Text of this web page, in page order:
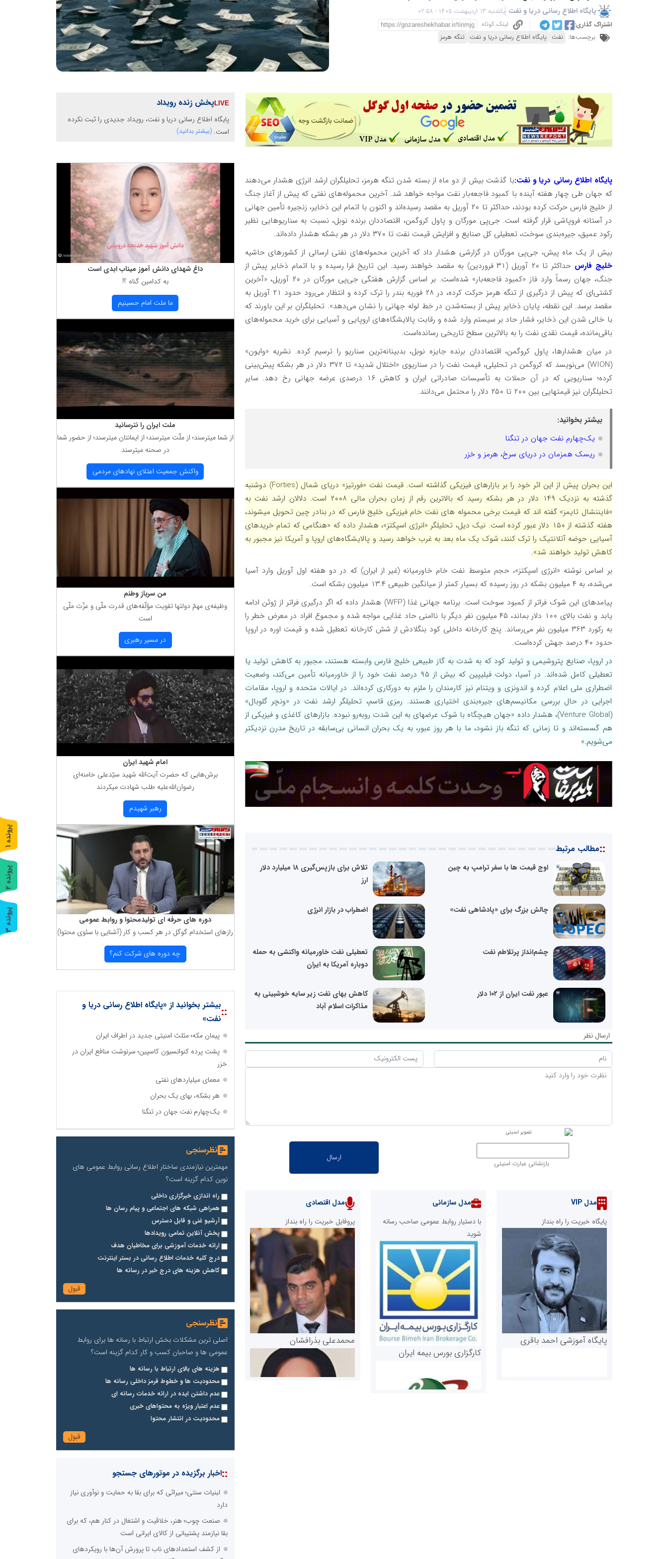
پایگاه اطلاع رسانی دریا و نفت یکشنبه 13 اردیبهشت 1405 - 02:58
اشتراک گذاری:
لینک کوتاه
برچسب‌ها: نفت پایگاه اطلاع رسانی دریا و نفت تنگه هرمز
پایگاه اطلاع رسانی دریا و نفت:با گذشت بیش از دو ماه از بسته شدن تنگه هرمز، تحلیلگران ارشد انرژی هشدار می‌دهند
که جهان طی چهار هفته آینده با کمبود فاجعه‌بار نفت مواجه خواهد شد. آخرین محموله‌های نفتی که پیش از آغاز جنگ
از خلیج فارس حرکت کرده بودند، حداکثر تا ۲۰ آوریل به مقصد رسیده‌اند و اکنون با اتمام این ذخایر، زنجیره تأمین جهانی
در آستانه فروپاشی قرار گرفته است. جی‌پی مورگان و پاول کروگمن، اقتصاددان برنده نوبل، نسبت به سناریوهایی نظیر
رکود عمیق، جیره‌بندی سوخت، تعطیلی کل صنایع و افزایش قیمت نفت تا ۳۷۰ دلار در هر بشکه هشدار داده‌اند.
بیش از یک ماه پیش، جی‌پی مورگان در گزارشی هشدار داد که آخرین محموله‌های نفتی ارسالی از کشورهای حاشیه
خلیج فارس
حداکثر تا ۲۰ آوریل (۳۱ فروردین) به مقصد خواهند رسید. این تاریخ فرا رسیده و با اتمام ذخایر پیش از
جنگ، جهان رسماً وارد فاز «کمبود فاجعه‌بار» شده‌است. بر اساس گزارش هفتگی جی‌پی مورگان در ۲۰ آوریل، «آخرین
کشتی‌ای که پیش از درگیری از تنگه هرمز حرکت کرده، در ۲۸ فوریه بندر را ترک کرده و انتظار می‌رود حدود ۲۱ آوریل به
مقصد برسد. این نقطه، پایان ذخایر پیش از بسته‌شدن در خط لوله جهانی را نشان می‌دهد». تحلیلگران بر این باورند که
با خالی شدن این ذخایر، فشار حاد بر سیستم وارد شده و رقابت پالایشگاه‌های اروپایی و آسیایی برای خرید محموله‌های
باقی‌مانده، قیمت نقدی نفت را به بالاترین سطح تاریخی رسانده‌است.
در میان هشدارها، پاول کروگمن، اقتصاددان برنده جایزه نوبل، بدبینانه‌ترین سناریو را ترسیم کرده. نشریه «وایون»
(WION) می‌نویسد که کروگمن در تحلیلی، قیمت نفت را در سناریوی «اختلال شدید» تا ۳۷۲ دلار در هر بشکه پیش‌بینی
کرده؛ سناریویی که در آن حملات به تأسیسات صادراتی ایران و کاهش ۱۶ درصدی عرضه جهانی رخ دهد. سایر
تحلیلگران نیز قیمتهایی بین ۲۰۰ تا ۲۵۰ دلار را محتمل می‌دانند.
بیشتر بخوانید:
یک‌چهارم نفت جهان در تنگنا
ریسک همزمان در دریای سرخ، هرمز و خزر
این بحران پیش از این اثر خود را بر بازارهای فیزیکی گذاشته است. قیمت نفت «فورتیز» دریای شمال (Forties) دوشنبه
گذشته به نزدیک ۱۴۹ دلار در هر بشکه رسید که بالاترین رقم از زمان بحران مالی ۲۰۰۸ است. دلالان ارشد نفت به
«فایننشال تایمز» گفته اند که قیمت برخی محموله های نفت خام فیزیکی خلیج فارس که در بنادر چین تحویل میشوند،
هفته گذشته از ۱۵۰ دلار عبور کرده است. نیک دیل، تحلیلگر «انرژی اسپکتز»، هشدار داده که «هنگامی که تمام خریدهای
آسیایی حوضه آتلانتیک را ترک کنند، شوک یک ماه بعد به غرب خواهد رسید و پالایشگاه‌های اروپا و آمریکا نیز مجبور به
کاهش تولید خواهند شد».
بر اساس نوشته «انرژی اسپکتز»، حجم متوسط نفت خام خاورمیانه (غیر از ایران) که در دو هفته اول آوریل وارد آسیا
می‌شده، به ۴ میلیون بشکه در روز رسیده که بسیار کمتر از میانگین طبیعی ۱۳.۴ میلیون بشکه است.
پیامدهای این شوک فراتر از کمبود سوخت است. برنامه جهانی غذا (WFP) هشدار داده که اگر درگیری فراتر از ژوئن ادامه
یابد و نفت بالای ۱۰۰ دلار بماند، ۴۵ میلیون نفر دیگر با ناامنی حاد غذایی مواجه شده و مجموع افراد در معرض خطر را
به رکورد ۳۶۳ میلیون نفر می‌رساند. پنج کارخانه داخلی کود بنگلادش از شش کارخانه تعطیل شده و قیمت اوره در اروپا
حدود ۴۰ درصد جهش کرده‌است.
در اروپا، صنایع پتروشیمی و تولید کود که به شدت به گاز طبیعی خلیج فارس وابسته هستند، مجبور به کاهش تولید یا
تعطیلی کامل شده‌اند. در آسیا، دولت فیلیپین که بیش از ۹۵ درصد نفت خود را از خاورمیانه تأمین می‌کند، وضعیت
اضطراری ملی اعلام کرده و اندونزی و ویتنام نیز کارمندان را ملزم به دورکاری کرده‌اند. در ایالات متحده و اروپا، مقامات
اجرایی در حال بررسی مکانیسم‌های جیره‌بندی اختیاری هستند. رمزی قاسم، تحلیلگر ارشد نفت در «ونچر گلوبال»
(Venture Global)، هشدار داده «جهان هیچگاه با شوک عرضهای به این شدت روبه‌رو نبوده. بازارهای کاغذی و فیزیکی از
هم گسسته‌اند و تا زمانی که تنگه باز نشود، ما با هر روز عبور، به یک بحران انسانی بی‌سابقه در تاریخ مدرن نزدیکتر
می‌شویم.»
::مطالب مرتبط
اوج قیمت ها با سفر ترامپ به چین
تلاش برای بازپس‌گیری ۱۸ میلیارد دلار
ارز
چالش بزرگ برای «پادشاهی نفت» اضطراب در بازار انرژی
چشم‌انداز پرتلاطم نفت
تعطیلی نفت خاورمیانه واکنشی به حمله
دوباره آمریکا به ایران
عبور نفت ایران از ۱۰۲ دلار
کاهش بهای نفت زیر سایه خوشبینی به
مذاکرات اسلام آباد
ارسال نظر
بازنشانی عبارت امنیتی
مدل VIP
پایگاه خبریت را راه بنداز
پایگاه آموزشی احمد باقری
مدل سازمانی
با دستیار روابط عمومی صاحب رسانه
شوید
کارگزاری بورس بیمه ایران
مدل اقتصادی
پروفایل خبریت را راه بنداز
محمدعلی بذرافشان
پخش زنده رویداد
پایگاه اطلاع رسانی دریا و نفت، رویداد جدیدی را ثبت نکرده
است. (بیشتر بدانید)
داغ شهدای دانش آموز میناب ابدی است
به كدامین گناه ؟!
ما ملت امام حسینیم
ملت ایران را نترسانید
از شما میترسند؛ از ملّت میترسند؛ از ایمانتان میترسند؛ از حضور شما
در صحنه میترسند
واكنش جمعیت اعتلای نهادهای مردمی
من سرباز وطنم
وظیفه‌ی مهمّ دولتها تقویت مؤلّفه‌های قدرت ملّی و عزّت ملّی
است
در مسیر رهبری
امام شهید ایران
برش‌هایی كه حضرت آیت‌الله شهید سیّدعلی خامنه‌ای
رضوان‌الله‌علیه طلب شهادت میكردند
رهبر شهیدم
دوره های حرفه ای تولیدمحتوا و روابط عمومی
رازهای استخدام گوگل در هر كسب و كار (آشنایی با سئوی محتوا)
چه دوره های شركت كنم؟
::بیشتر بخوانید از «پایگاه اطلاع رسانی دریا و
نفت»
پیمان مکه؛ مثلث امنیتی جدید در اطراف ایران
پشت پرده کنوانسیون کاسپین؛ سرنوشت منافع ایران در
خزر
معمای میلیاردهای نفتی
هر بشکه، بهای یک بحران
یک‌چهارم نفت جهان در تنگنا
نظرسنجی
مهمترین نیازمندی ساختار اطلاع رسانی روابط عمومی های
نوین کدام گزینه است؟
راه اندازی خبرگزاری داخلی
همراهی شبکه های اجتماعی و پیام رسان ها
آرشیو غنی و قابل دسترس
پخش آنلاین تمامی رویدادها
ارائه خدمات آموزشی برای مخاطیان هدف
درج کلیه خدمات اطلاع رسانی در بستر اینترنت
کاهش هزینه های درج خبر در رسانه ها
نظرسنجی
اصلی ترین مشکلات بخش ارتباط با رسانه ها برای روابط
عمومی ها و صاحبان کسب و کار کدام گزینه است؟
هزینه های بالای ارتباط با رسانه ها
محدودیت ها و خطوط قرمز داخلی رسانه ها
عدم داشتن ایده در ارائه خدمات رسانه ای
عدم اعتبار ویژه به محتواهای خبری
محدودیت در انتشار محتوا
::اخبار برگزیده در موتورهای جستجو
لبنیات سنتی؛ میراثی که برای بقا به حمایت و نوآوری نیاز
دارد
صنعت چوب؛ هنر، خلاقیت و اشتغال در کنار هم، که برای
بقا نیازمند پشتیبانی از کالای ایرانی است
از کشف استعدادهای ناب تا پرورش آن‌ها با رویکردهای
پ
ر
و
ن
د
ه
1
پ
ر
و
ن
د
ه
2
پ
ر
و
ن
د
ه
3